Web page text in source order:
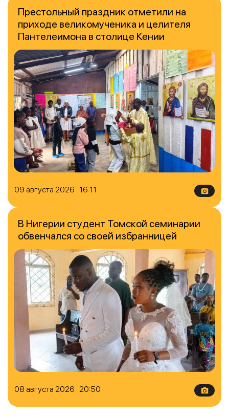
09 августа 2026 16:11
Престольный праздник отметили на
приходе великомученика и целителя
Пантелеимона в столице Кении
08 августа 2026 20:50
В Нигерии студент Томской семинарии
обвенчался со своей избранницей